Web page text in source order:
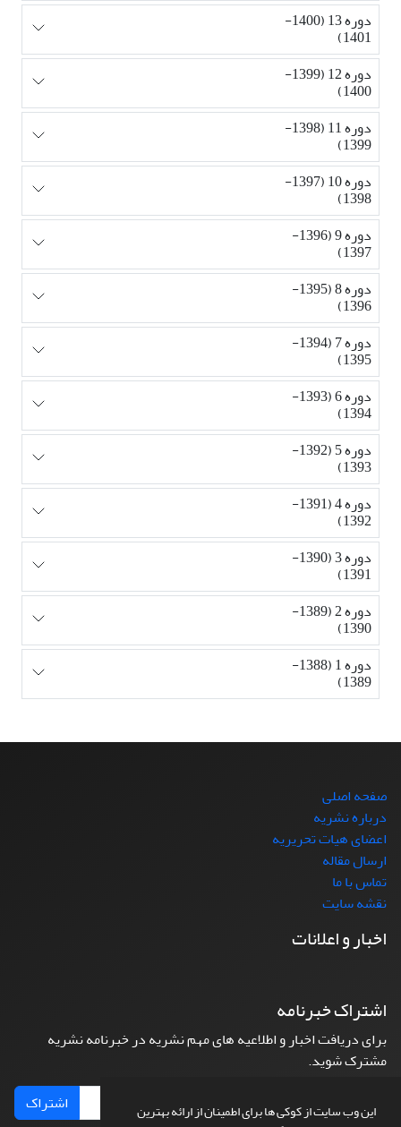
این وب سایت از کوکی ها برای اطمینان از ارائه بهترین
دوره 13 (1400-
1401)
دوره 12 (1399-
1400)
دوره 11 (1398-
1399)
دوره 10 (1397-
1398)
دوره 9 (1396-
1397)
دوره 8 (1395-
1396)
دوره 7 (1394-
1395)
دوره 6 (1393-
1394)
دوره 5 (1392-
1393)
دوره 4 (1391-
1392)
دوره 3 (1390-
1391)
دوره 2 (1389-
1390)
دوره 1 (1388-
1389)
صفحه اصلی
درباره نشریه
اعضای هیات تحریریه
ارسال مقاله
تماس با ما
نقشه سایت
اخبار و اعلانات
اشتراک خبرنامه
برای دریافت اخبار و اطلاعیه های مهم نشریه در خبرنامه نشریه
مشترک شوید.
اشتراک